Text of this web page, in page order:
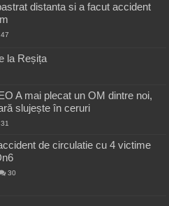
distanta si a facut accident
47
la Reșița
A mai plecat un OM dintre noi,
slujește în ceruri
31
de circulatie cu 4 victime
30